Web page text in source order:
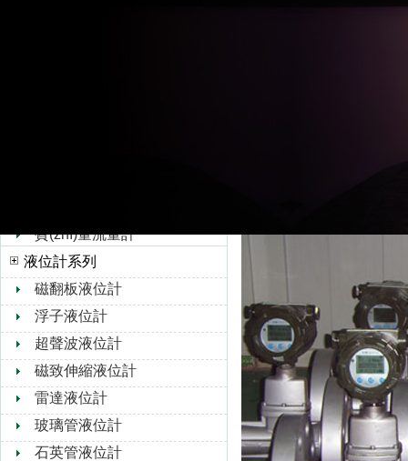
質(zhì)量流量計
液位計系列
磁翻板液位計
浮子液位計
超聲波液位計
磁致伸縮液位計
雷達液位計
玻璃管液位計
石英管液位計